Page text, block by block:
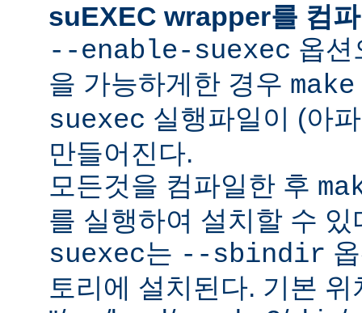
suEXEC wrapper를 컴
--enable-suexec 옵션
을 가능하게한 경우 make
suexec 실행파일이 (아
만들어진다.
모든것을 컴파일한 후
를 실행하여 설치할 수
suexec는 --sbindir
토리에 설치된다. 기본 위